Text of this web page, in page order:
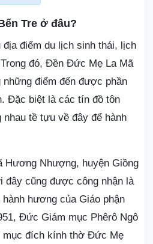
Tre ở đâu?
điểm du lịch sinh thái, lịch
đó, Đền Đức Mẹ La Mã
điểm đến được phần
Đặc biệt là các tín đồ tôn
tề tựu về đây để hành
Hương Nhượng, huyện Giồng
đây cũng được công nhận là
hương của Giáo phận
Đức Giám mục Phêrô Ngô
đích kính thờ Đức Mẹ